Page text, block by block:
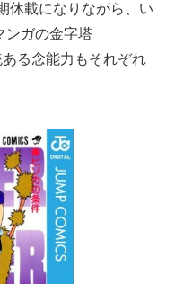
休載になりながら、い
ンガの金字塔
る念能力もそれぞれ